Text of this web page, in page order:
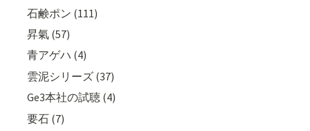
石鹸ポン (111)
昇氣 (57)
青アゲハ (4)
雲泥シリーズ (37)
Ge3本社の試聴 (4)
要石 (7)